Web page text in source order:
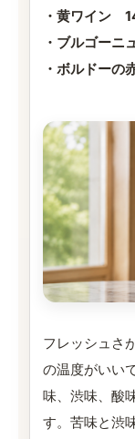
・黄ワイン
・ブルゴー
・ボルドー
フレッシュさ
の温度がいい
味、渋味、酸
す。苦味と渋